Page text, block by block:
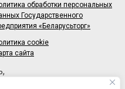
обработки персональных
Государственного
«Беларусьторг»
cookie
сайта